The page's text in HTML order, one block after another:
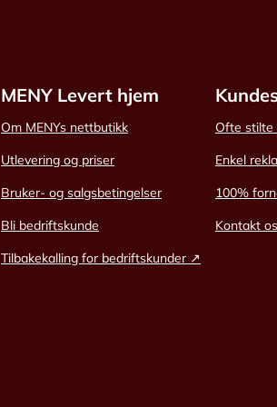
MENY Levert hjem
Om MENYs nettbutikk
Utlevering og priser
Bruker- og salgsbetingelser
Bli bedriftskunde
Tilbakekalling for bedriftskunder ↗
Ofte stilte
Enkel
100%
Kontakt